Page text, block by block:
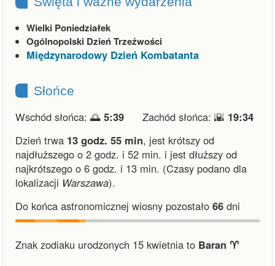
Wielki Poniedziałek
Ogólnopolski Dzień Trzeźwości
Międzynarodowy Dzień Kombatanta
Słońce
Wschód słońca: 🌅 5:39 Zachód słońca: 🌇 19:34
Dzień trwa 13 godz. 55 min, jest krótszy od
najdłuższego o 2 godz. i 52 min. i jest dłuższy od
najkrótszego o 6 godz. i 13 min. (Czasy podano dla
lokalizacji Warszawa).
Do końca astronomicznej wiosny pozostało 66 dni
Znak zodiaku urodzonych 15 kwietnia to Baran ♈︎